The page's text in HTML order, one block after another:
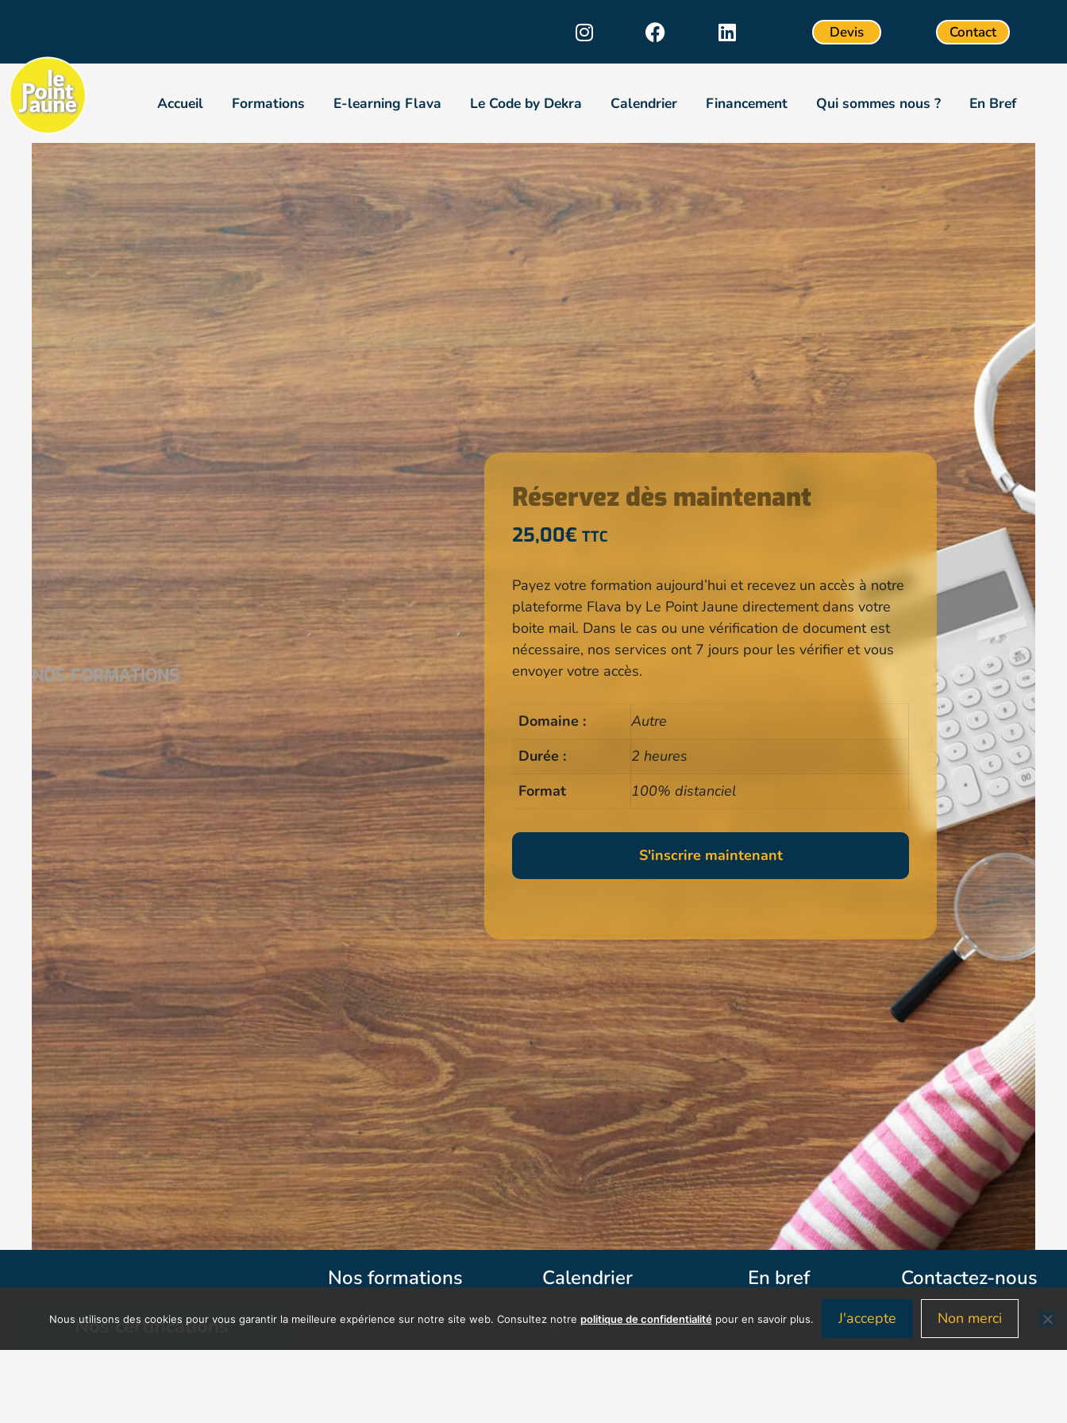
Devis Contact
Accueil Formations E-learning Flava Le Code by Dekra Calendrier Financement Qui sommes nous ? En Bref
NOS FORMATIONS
Réservez dès maintenant
25,00€ TTC
Payez votre formation aujourd’hui et recevez un accès à notre
plateforme Flava by Le Point Jaune directement dans votre
boite mail. Dans le cas ou une vérification de document est
nécessaire, nos services ont 7 jours pour les vérifier et vous
envoyer votre accès.
Domaine :
Autre
Durée :
2 heures
Format
100% distanciel
S'inscrire maintenant
Nos formations Calendrier En bref
Contactez-nous
Nos certifications
Nous utilisons des cookies pour vous garantir la meilleure expérience sur notre site web. Consultez notre politique de confidentialitépour en savoir plus. J'accepte Non merci